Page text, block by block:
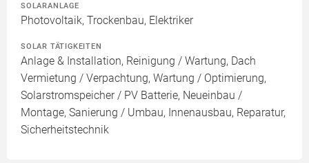
SOLARANLAGE
Photovoltaik, Trockenbau, Elektriker
SOLAR TÄTIGKEITEN
Anlage & Installation, Reinigung / Wartung, Dach
Vermietung / Verpachtung, Wartung / Optimierung,
Solarstromspeicher / PV Batterie, Neueinbau /
Montage, Sanierung / Umbau, Innenausbau, Reparatur,
Sicherheitstechnik